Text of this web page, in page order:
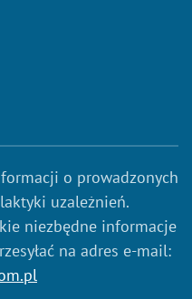
o prowadzonych
uzależnień.
niezbędne informacje
na adres e-mail: